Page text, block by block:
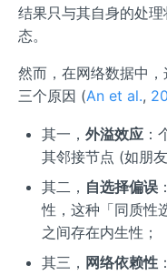
结果只与其自身的处
态。
然而，在网络数据中
三个原因 (An et al.,
其一， 外溢效应：
其邻接节点 (如朋
其二， 自选择偏误
性，这种「同质性
之间存在内生性；
其三， 网络依赖性